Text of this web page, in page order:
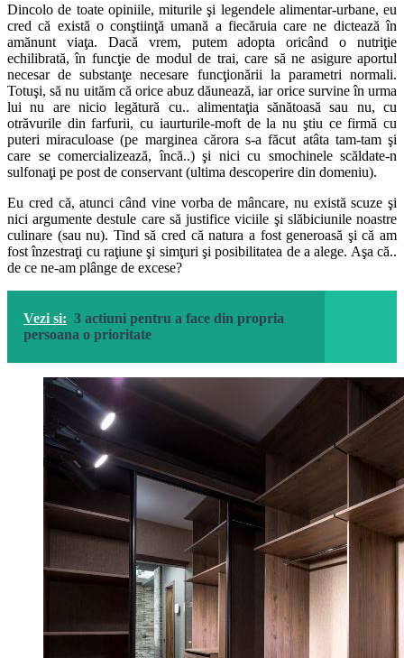
Dincolo de toate opiniile, miturile şi legendele alimentar-urbane, eu
cred că există o conştiinţă umană a fiecăruia care ne dictează în
amănunt viaţa. Dacă vrem, putem adopta oricând o nutriţie
echilibrată, în funcţie de modul de trai, care să ne asigure aportul
necesar de substanţe necesare funcţionării la parametri normali.
Totuşi, să nu uităm că orice abuz dăunează, iar orice survine în urma
lui nu are nicio legătură cu.. alimentaţia sănătoasă sau nu, cu
otrăvurile din farfurii, cu iaurturile-moft de la nu ştiu ce firmă cu
puteri miraculoase (pe marginea cărora s-a făcut atâta tam-tam şi
care se comercializează, încă..) şi nici cu smochinele scăldate-n
sulfonaţi pe post de conservant (ultima descoperire din domeniu).
Eu cred că, atunci când vine vorba de mâncare, nu există scuze şi
nici argumente destule care să justifice viciile şi slăbiciunile noastre
culinare (sau nu). Tind să cred că natura a fost generoasă şi că am
fost înzestraţi cu raţiune şi simţuri şi posibilitatea de a alege. Aşa că..
de ce ne-am plânge de excese?
Vezi si: 3 actiuni pentru a face din propria
persoana o prioritate